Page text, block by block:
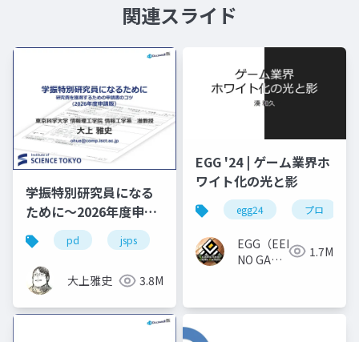
関連スライド
学振特別研究員になる
ために～2026年度申請
版
pd jsps dc1
大上雅史 3.8M
EGG '24 | ゲーム業界ホ
ワイト化の光と影
egg24 プロ
EGG（EEKANJI
NO GAME
1.7M